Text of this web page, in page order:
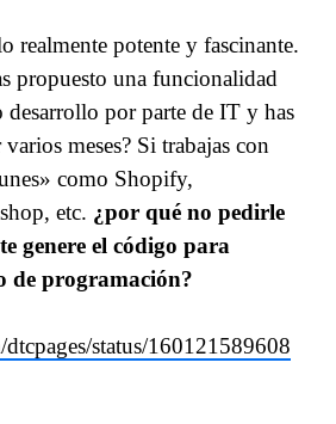
realmente potente y fascinante.
propuesto una funcionalidad
desarrollo por parte de IT y has
varios meses? Si trabajas con
como Shopify,
etc. ¿por qué no pedirle
genere el código para
de programación?
status/160121589608